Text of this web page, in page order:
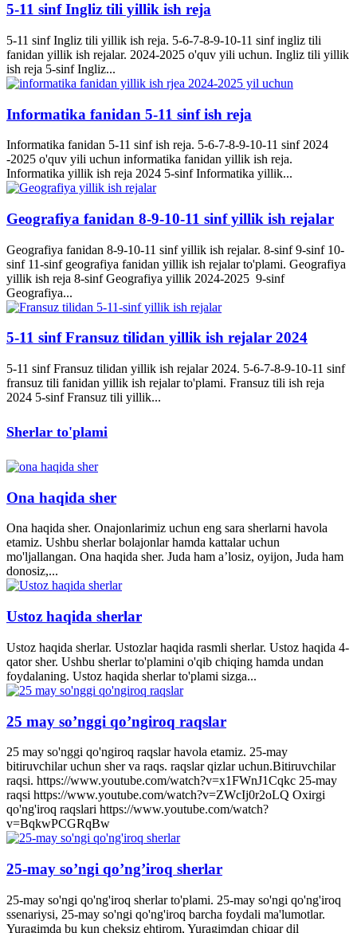
5-11 sinf Ingliz tili yillik ish reja
5-11 sinf Ingliz tili yillik ish reja. 5-6-7-8-9-10-11 sinf ingliz tili
fanidan yillik ish rejalar. 2024-2025 o'quv yili uchun. Ingliz tili yillik
ish reja 5-sinf Ingliz...
Informatika fanidan 5-11 sinf ish reja
Informatika fanidan 5-11 sinf ish reja. 5-6-7-8-9-10-11 sinf 2024
-2025 o'quv yili uchun informatika fanidan yillik ish reja.
Informatika yillik ish reja 2024 5-sinf Informatika yillik...
Geografiya fanidan 8-9-10-11 sinf yillik ish rejalar
Geografiya fanidan 8-9-10-11 sinf yillik ish rejalar. 8-sinf 9-sinf 10-
sinf 11-sinf geografiya fanidan yillik ish rejalar to'plami. Geografiya
yillik ish reja 8-sinf Geografiya yillik 2024-2025 9-sinf
Geografiya...
5-11 sinf Fransuz tilidan yillik ish rejalar 2024
5-11 sinf Fransuz tilidan yillik ish rejalar 2024. 5-6-7-8-9-10-11 sinf
fransuz tili fanidan yillik ish rejalar to'plami. Fransuz tili ish reja
2024 5-sinf Fransuz tili yillik...
Sherlar to'plami
Ona haqida sher
Ona haqida sher. Onajonlarimiz uchun eng sara sherlarni havola
etamiz. Ushbu sherlar bolajonlar hamda kattalar uchun
mo'ljallangan. Ona haqida sher. Juda ham a’losiz, oyijon, Juda ham
donosiz,...
Ustoz haqida sherlar
Ustoz haqida sherlar. Ustozlar haqida rasmli sherlar. Ustoz haqida 4-
qator sher. Ushbu sherlar to'plamini o'qib chiqing hamda undan
foydalaning. Ustoz haqida sherlar to'plami sizga...
25 may so’nggi qo’ngiroq raqslar
25 may so'nggi qo'ngiroq raqslar havola etamiz. 25-may
bitiruvchilar uchun sher va raqs. raqslar qizlar uchun.Bitiruvchilar
raqsi. https://www.youtube.com/watch?v=x1FWnJ1Cqkc 25-may
raqsi https://www.youtube.com/watch?v=ZWcIj0r2oLQ Oxirgi
qo'ng'iroq raqslari https://www.youtube.com/watch?
v=BqkwPCGRqBw
25-may so’ngi qo’ng’iroq sherlar
25-may so'ngi qo'ng'iroq sherlar to'plami. 25-may so'ngi qo'ng'iroq
ssenariysi, 25-may so'ngi qo'ng'iroq barcha foydali ma'lumotlar.
Yuragimda bu kun cheksiz ehtirom, Yuragimdan chiqar dil